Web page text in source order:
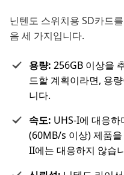
닌텐도 스위치용 SD카드
음 세 가지입니다.
용량: 256GB 이상을
드할 계획이라면, 용
니다.
속도: UHS-I에 대응
(60MB/s 이상) 제품
II에는 대응하지 않습